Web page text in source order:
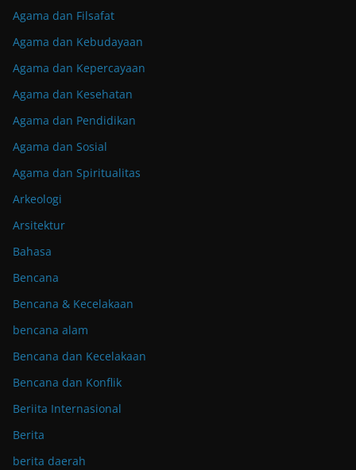
Agama dan Filsafat
Agama dan Kebudayaan
Agama dan Kepercayaan
Agama dan Kesehatan
Agama dan Pendidikan
Agama dan Sosial
Agama dan Spiritualitas
Arkeologi
Arsitektur
Bahasa
Bencana
Bencana & Kecelakaan
bencana alam
Bencana dan Kecelakaan
Bencana dan Konflik
Beriita Internasional
Berita
berita daerah